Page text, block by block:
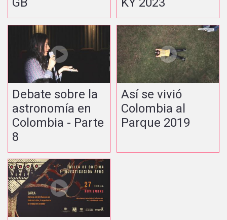
Debate sobre la
astronomía en
Colombia - Parte
8
Así se vivió
Colombia al
Parque 2019